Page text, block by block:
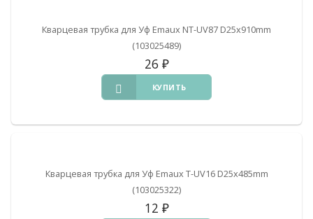
Кварцевая трубка для Уф Emaux NT-UV87 D25x910mm
(103025489)
26 ₽
КУПИТЬ
Кварцевая трубка для Уф Emaux T-UV16 D25x485mm
(103025322)
12 ₽